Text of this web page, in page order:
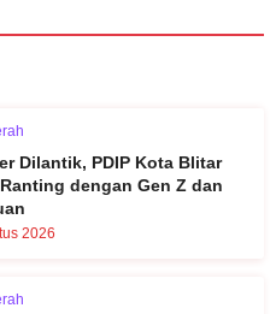
Dilantik, PDIP Kota Blitar
dengan Gen Z dan
2026